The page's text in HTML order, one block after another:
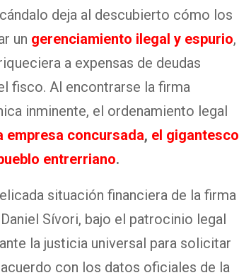
deja al descubierto cómo los
un gerenciamiento ilegal y espurio,
a expensas de deudas
fisco. Al encontrarse la firma
inminente, el ordenamiento legal
empresa concursada, el gigantesco
entrerriano.
situación financiera de la firma
Sívori, bajo el patrocinio legal
la justicia universal para solicitar
acuerdo con los datos oficiales de la